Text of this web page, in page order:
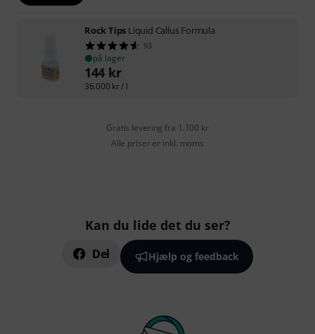
Rock Tips Liquid Callus Formula
93
på lager
144 kr
36.000 kr/ l
Gratis levering fra 1.100 kr
Alle priser er inkl. moms
Kan du lide det du ser?
Del Hjælp og feedback